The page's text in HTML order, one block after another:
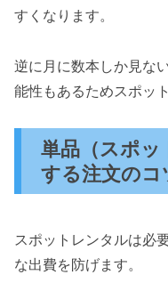
すくなります。
逆に月に数本しか見な
能性もあるためスポッ
単品（スポ
する注文のコ
スポットレンタルは必
な出費を防げます。